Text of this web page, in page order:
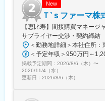
変更の範囲：会社の定め
New
Ｔ’ｓファーマ株
【恵比寿】間接購買マネージ
サプライヤー交渉・契約締結
掲載予定期間： 2026/8/6（木） 〜
2026/11/4（水）
更新日： 2026/8/6（木）